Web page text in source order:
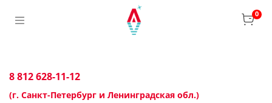
0
8 812 628-11-12
(г. Санкт-Петербург и Ленинградская обл.)